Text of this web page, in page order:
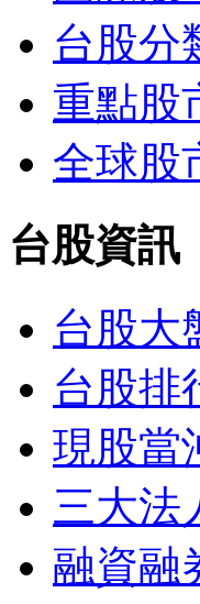
台股分
重點股
全球股
台股資訊
台股大
台股排
現股當
三大法
融資融